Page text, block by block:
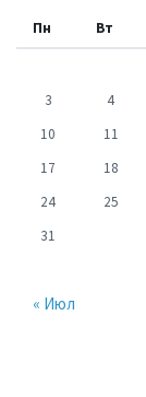
Пн Вт
3
4
10
11
17
18
24
25
31
« Июл